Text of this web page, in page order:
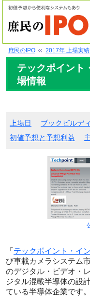
庶民のIPO 2017年 上場実績
テックポイント
場情報
上場日 ブックビルデ
初値予想と予想利益
「 テックポイント・イ
び車載カメラシステム
のデジタル・ビデオ・
ジタル混載半導体の設
ている半導体企業です。